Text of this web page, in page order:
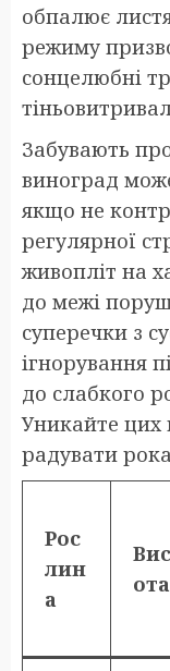
обпалює
режиму
сонцелюбні
Забувають
виноград
якщо не
регулярної
живопліт на
до межі
суперечки з
ігнорування
до слабкого
Уникайте
радувати
Рос
лин
а
Вис
ота